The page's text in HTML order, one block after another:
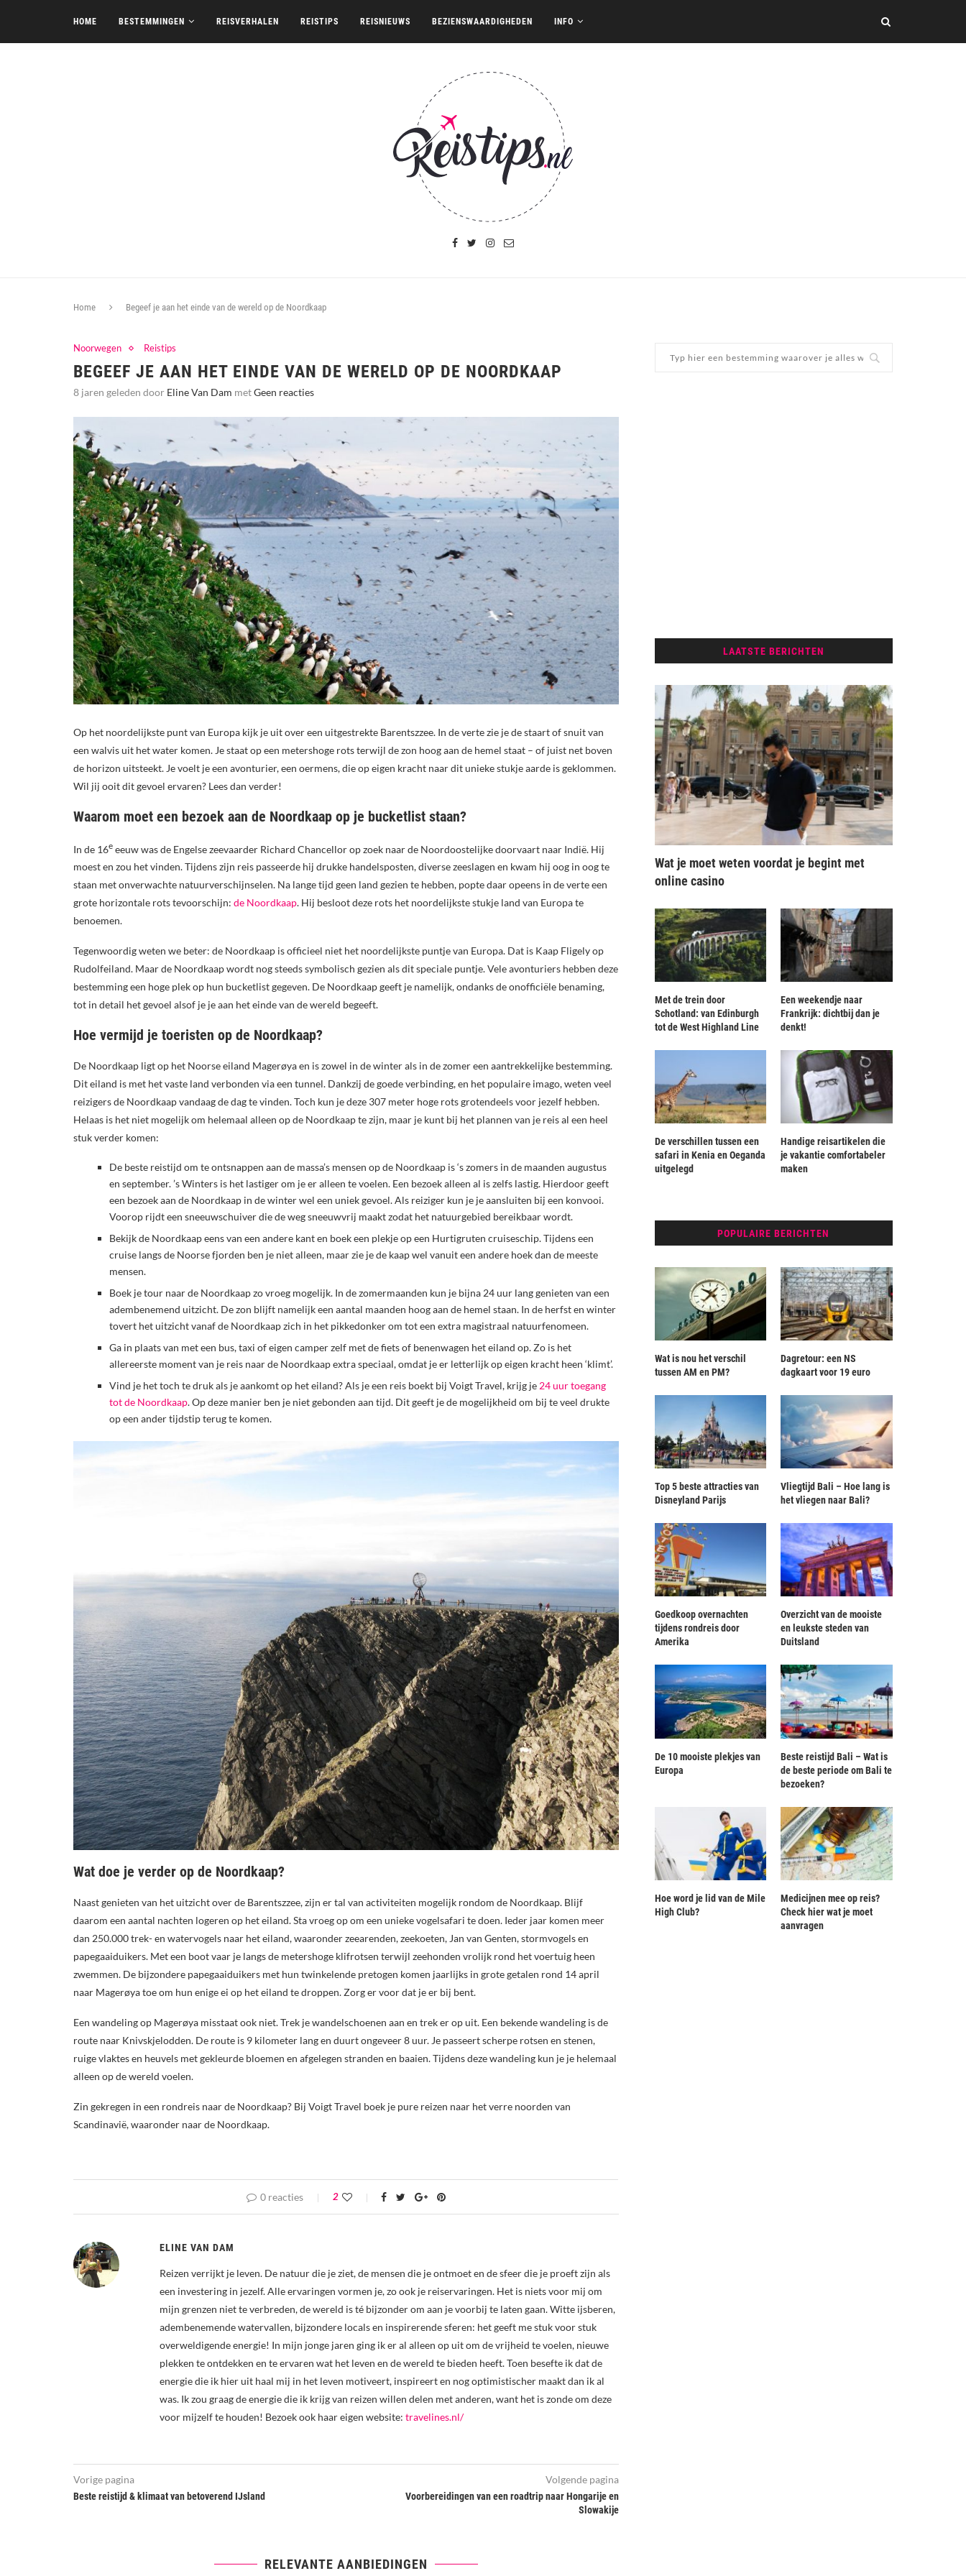
HOME BESTEMMINGEN REISVERHALEN REISTIPS REISNIEUWS BEZIENSWAARDIGHEDEN INFO
Home Begeef je aan het einde van de wereld op de Noordkaap
Noorwegen Reistips
BEGEEF JE AAN HET EINDE VAN DE WERELD OP DE NOORDKAAP
8 jaren geleden door Eline Van Dam metGeen reacties
Op het noordelijkste punt van Europa kijk je uit over een uitgestrekte Barentszzee. In de verte zie je de staart of snuit van
een walvis uit het water komen. Je staat op een metershoge rots terwijl de zon hoog aan de hemel staat – of juist net boven
de horizon uitsteekt. Je voelt je een avonturier, een oermens, die op eigen kracht naar dit unieke stukje aarde is geklommen.
Wil jij ooit dit gevoel ervaren? Lees dan verder!
Waarom moet een bezoek aan de Noordkaap op je bucketlist staan?
In de 16e eeuw was de Engelse zeevaarder Richard Chancellor op zoek naar de Noordoostelijke doorvaart naar Indië. Hij
moest en zou het vinden. Tijdens zijn reis passeerde hij drukke handelsposten, diverse zeeslagen en kwam hij oog in oog te
staan met onverwachte natuurverschijnselen. Na lange tijd geen land gezien te hebben, popte daar opeens in de verte een
grote horizontale rots tevoorschijn: de Noordkaap. Hij besloot deze rots het noordelijkste stukje land van Europa te
benoemen.
Tegenwoordig weten we beter: de Noordkaap is officieel niet het noordelijkste puntje van Europa. Dat is Kaap Fligely op
Rudolfeiland. Maar de Noordkaap wordt nog steeds symbolisch gezien als dit speciale puntje. Vele avonturiers hebben deze
bestemming een hoge plek op hun bucketlist gegeven. De Noordkaap geeft je namelijk, ondanks de onofficiële benaming,
tot in detail het gevoel alsof je je aan het einde van de wereld begeeft.
Hoe vermijd je toeristen op de Noordkaap?
De Noordkaap ligt op het Noorse eiland Magerøya en is zowel in de winter als in de zomer een aantrekkelijke bestemming.
Dit eiland is met het vaste land verbonden via een tunnel. Dankzij de goede verbinding, en het populaire imago, weten veel
reizigers de Noordkaap vandaag de dag te vinden. Toch kun je deze 307 meter hoge rots grotendeels voor jezelf hebben.
Helaas is het niet mogelijk om helemaal alleen op de Noordkaap te zijn, maar je kunt bij het plannen van je reis al een heel
stuk verder komen:
De beste reistijd om te ontsnappen aan de massa’s mensen op de Noordkaap is ‘s zomers in de maanden augustus
en september. ’s Winters is het lastiger om je er alleen te voelen. Een bezoek alleen al is zelfs lastig. Hierdoor geeft
een bezoek aan de Noordkaap in de winter wel een uniek gevoel. Als reiziger kun je je aansluiten bij een konvooi.
Voorop rijdt een sneeuwschuiver die de weg sneeuwvrij maakt zodat het natuurgebied bereikbaar wordt.
Bekijk de Noordkaap eens van een andere kant en boek een plekje op een Hurtigruten cruiseschip. Tijdens een
cruise langs de Noorse fjorden ben je niet alleen, maar zie je de kaap wel vanuit een andere hoek dan de meeste
mensen.
Boek je tour naar de Noordkaap zo vroeg mogelijk. In de zomermaanden kun je bijna 24 uur lang genieten van een
adembenemend uitzicht. De zon blijft namelijk een aantal maanden hoog aan de hemel staan. In de herfst en winter
tovert het uitzicht vanaf de Noordkaap zich in het pikkedonker om tot een extra magistraal natuurfenomeen.
Ga in plaats van met een bus, taxi of eigen camper zelf met de fiets of benenwagen het eiland op. Zo is het
allereerste moment van je reis naar de Noordkaap extra speciaal, omdat je er letterlijk op eigen kracht heen ‘klimt’.
Vind je het toch te druk als je aankomt op het eiland? Als je een reis boekt bij Voigt Travel, krijg je 24 uur toegang
tot de Noordkaap. Op deze manier ben je niet gebonden aan tijd. Dit geeft je de mogelijkheid om bij te veel drukte
op een ander tijdstip terug te komen.
Wat doe je verder op de Noordkaap?
Naast genieten van het uitzicht over de Barentszzee, zijn er tal van activiteiten mogelijk rondom de Noordkaap. Blijf
daarom een aantal nachten logeren op het eiland. Sta vroeg op om een unieke vogelsafari te doen. Ieder jaar komen meer
dan 250.000 trek- en watervogels naar het eiland, waaronder zeearenden, zeekoeten, Jan van Genten, stormvogels en
papegaaiduikers. Met een boot vaar je langs de metershoge klifrotsen terwijl zeehonden vrolijk rond het voertuig heen
zwemmen. De bijzondere papegaaiduikers met hun twinkelende pretogen komen jaarlijks in grote getalen rond 14 april
naar Magerøya toe om hun enige ei op het eiland te droppen. Zorg er voor dat je er bij bent.
Een wandeling op Magerøya misstaat ook niet. Trek je wandelschoenen aan en trek er op uit. Een bekende wandeling is de
route naar Knivskjelodden. De route is 9 kilometer lang en duurt ongeveer 8 uur. Je passeert scherpe rotsen en stenen,
ruige vlaktes en heuvels met gekleurde bloemen en afgelegen stranden en baaien. Tijdens deze wandeling kun je je helemaal
alleen op de wereld voelen.
Zin gekregen in een rondreis naar de Noordkaap? Bij Voigt Travel boek je pure reizen naar het verre noorden van
Scandinavië, waaronder naar de Noordkaap.
0 reacties 2
ELINE VAN DAM
Reizen verrijkt je leven. De natuur die je ziet, de mensen die je ontmoet en de sfeer die je proeft zijn als
een investering in jezelf. Alle ervaringen vormen je, zo ook je reiservaringen. Het is niets voor mij om
mijn grenzen niet te verbreden, de wereld is té bijzonder om aan je voorbij te laten gaan. Witte ijsberen,
adembenemende watervallen, bijzondere locals en inspirerende sferen: het geeft me stuk voor stuk
overweldigende energie! In mijn jonge jaren ging ik er al alleen op uit om de vrijheid te voelen, nieuwe
plekken te ontdekken en te ervaren wat het leven en de wereld te bieden heeft. Toen besefte ik dat de
energie die ik hier uit haal mij in het leven motiveert, inspireert en nog optimistischer maakt dan ik al
was. Ik zou graag de energie die ik krijg van reizen willen delen met anderen, want het is zonde om deze
voor mijzelf te houden! Bezoek ook haar eigen website: travelines.nl/
Vorige pagina
Beste reistijd & klimaat van betoverend IJsland
Volgende pagina
Voorbereidingen van een roadtrip naar Hongarije en
Slowakije
RELEVANTE AANBIEDINGEN
LAATSTE BERICHTEN
Wat je moet weten voordat je begint met
online casino
Met de trein door
Schotland: van Edinburgh
tot de West Highland Line
Een weekendje naar
Frankrijk: dichtbij dan je
denkt!
De verschillen tussen een
safari in Kenia en Oeganda
uitgelegd
Handige reisartikelen die
je vakantie comfortabeler
maken
POPULAIRE BERICHTEN
Wat is nou het verschil
tussen AM en PM?
Dagretour: een NS
dagkaart voor 19 euro
Top 5 beste attracties van
Disneyland Parijs
Vliegtijd Bali – Hoe lang is
het vliegen naar Bali?
Goedkoop overnachten
tijdens rondreis door
Amerika
Overzicht van de mooiste
en leukste steden van
Duitsland
De 10 mooiste plekjes van
Europa
Beste reistijd Bali – Wat is
de beste periode om Bali te
bezoeken?
Hoe word je lid van de Mile
High Club?
Medicijnen mee op reis?
Check hier wat je moet
aanvragen